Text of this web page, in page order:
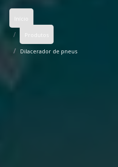
Início
Produtos
Dilacerador de pneus